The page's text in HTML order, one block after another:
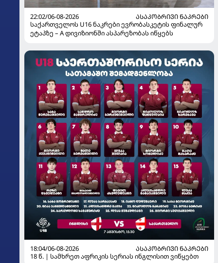
22:02/06-08-2026
ᲐᲡᲐᲙᲝᲑᲠᲘᲕᲘ ᲜᲐᲙᲠᲔᲑᲘ
საქართველოს U16 ნაკრები ევრობასკეტის ფინალურ
ეტაპზე – A დივიზიონში ასპარეზობას იწყებს
18:04/06-08-2026
ᲐᲡᲐᲙᲝᲑᲠᲘᲕᲘ ᲜᲐᲙᲠᲔᲑᲘ
18 წ. | სამხრეთ აფრიკის სერიას ინგლისით ვიწყებთ